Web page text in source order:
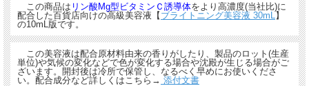
この商品は リン酸Mg型ビタミンＣ誘導体をより高濃度(当社比)に
配合した百貨店向けの高級美容液【ブライトニング美容液 30mL】
の10mL版です。
この美容液は配合原材料由来の香りがしたり、製品のロット(生産
単位)や気候の変化などで色が変化する場合や沈殿が生じる場合がご
ざいます。開封後は冷所で保管し、なるべく早めにお使いくださ
い。配合成分など詳しくはこちら→ 添付文書